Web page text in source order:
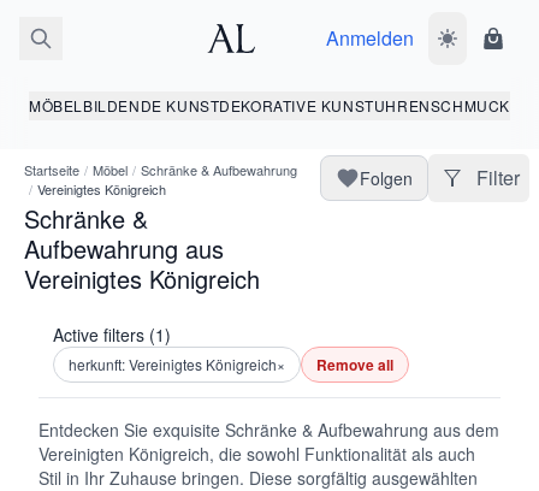
Anmelden
MÖBEL BILDENDE KUNSTDEKORATIVE KUNSTUHRENSCHMUCK
Startseite / Möbel / Schränke & Aufbewahrung
/ Vereinigtes Königreich
Schränke &
Aufbewahrung aus
Vereinigtes Königreich
Folgen Filter
Active filters (1)
herkunft: Vereinigtes Königreich× Remove all
Entdecken Sie exquisite Schränke & Aufbewahrung aus dem
Vereinigten Königreich, die sowohl Funktionalität als auch
Stil in Ihr Zuhause bringen. Diese sorgfältig ausgewählten